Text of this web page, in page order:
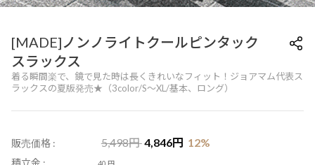
[MADE]ノンノライトクールピンタック
スラックス
着る瞬間楽で、鏡で見た時は長くきれいなフィット！ジョアマム代表ス
ラックスの夏版発売★（3color/S～XL/基本、ロング）
販売価格 : 5,498円 4,846円 12%